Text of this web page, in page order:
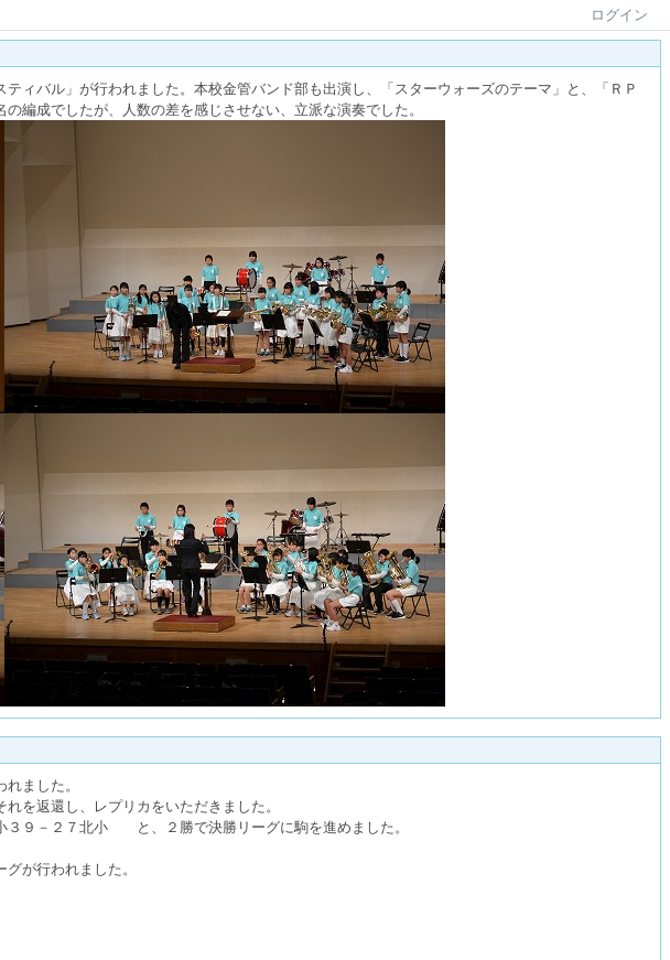
ログイン
ィバル」が行われました。本校金管バンド部も出演し、「スターウォーズのテーマ」と、「ＲＰ
編成でしたが、人数の差を感じさせない、立派な演奏でした。
ました。
を返還し、レプリカをいただきました。
９－２７北小 と、２勝で決勝リーグに駒を進めました。
が行われました。